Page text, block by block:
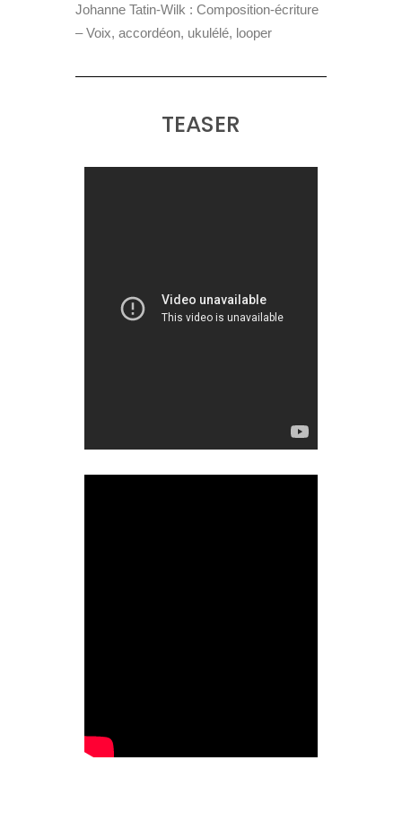
Johanne Tatin-Wilk : Composition-écriture
– Voix, accordéon, ukulélé, looper
TEASER